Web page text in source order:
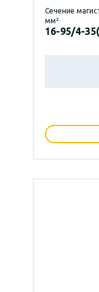
Сечение
мм²
16-95/4-